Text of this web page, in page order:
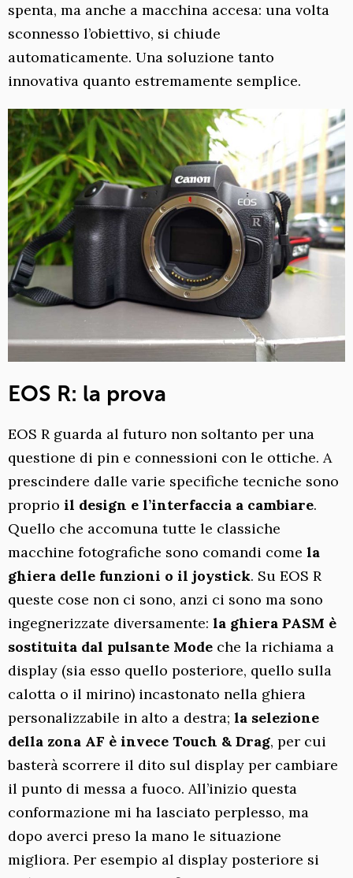
spenta, ma anche a macchina accesa: una volta
sconnesso l’obiettivo, si chiude
automaticamente. Una soluzione tanto
innovativa quanto estremamente semplice.
EOS R: la prova
EOS R guarda al futuro non soltanto per una
questione di pin e connessioni con le ottiche. A
prescindere dalle varie specifiche tecniche sono
proprio il design e l’interfaccia a cambiare.
Quello che accomuna tutte le classiche
macchine fotografiche sono comandi come la
ghiera delle funzioni o il joystick. Su EOS R
queste cose non ci sono, anzi ci sono ma sono
ingegnerizzate diversamente: la ghiera PASM è
sostituita dal pulsante Mode che la richiama a
display (sia esso quello posteriore, quello sulla
calotta o il mirino) incastonato nella ghiera
personalizzabile in alto a destra; la selezione
della zona AF è invece Touch & Drag, per cui
basterà scorrere il dito sul display per cambiare
il punto di messa a fuoco. All’inizio questa
conformazione mi ha lasciato perplesso, ma
dopo averci preso la mano le situazione
migliora. Per esempio al display posteriore si